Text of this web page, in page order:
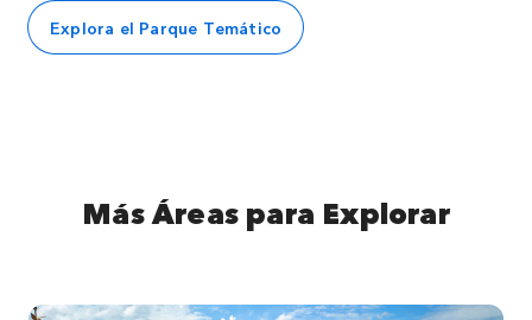
Explora el Parque Temático
Más Áreas para Explorar